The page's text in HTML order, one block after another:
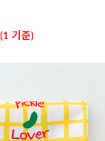
기준)